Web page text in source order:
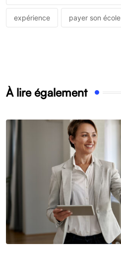
expérience payer son école
À lire également